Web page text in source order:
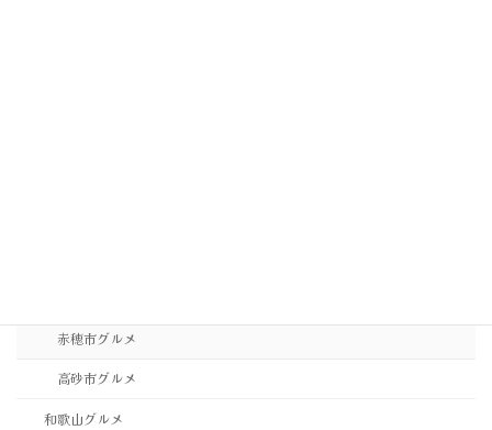
赤穂市グルメ
高砂市グルメ
和歌山グルメ